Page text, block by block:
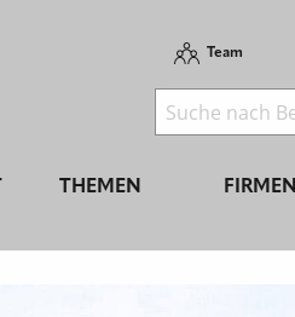
Team
THEMEN FIRMEN